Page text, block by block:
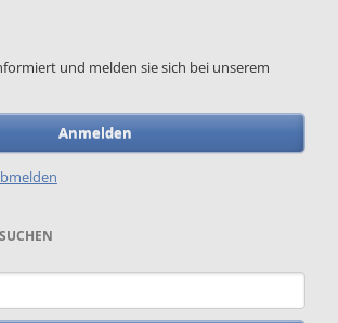
und melden sie sich bei unserem
Anmelden